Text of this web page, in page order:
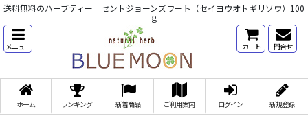
送料無料のハーブティー セントジョーンズワート（セイヨウオトギリソウ）100
ｇ
メニュー カート 問合せ
ホーム ランキング 新着商品 ご利用案内 ログイン 新規登録